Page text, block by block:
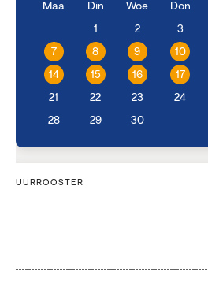
Maa
Din Woe Don
1 2 3
7 8 9 10
14 15 16 17
21 22 23 24
28 29 30
UURROOSTER